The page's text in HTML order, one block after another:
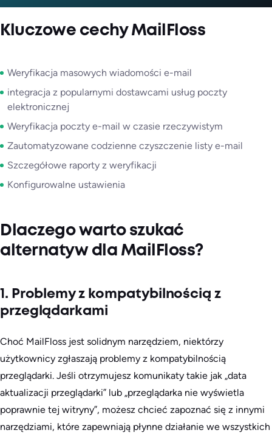
Kluczowe cechy MailFloss
Weryfikacja masowych wiadomości e-mail
integracja z popularnymi dostawcami usług poczty
elektronicznej
Weryfikacja poczty e-mail w czasie rzeczywistym
Zautomatyzowane codzienne czyszczenie listy e-mail
Szczegółowe raporty z weryfikacji
Konfigurowalne ustawienia
Dlaczego warto szukać
alternatyw dla MailFloss?
1. Problemy z kompatybilnością z
przeglądarkami
Choć MailFloss jest solidnym narzędziem, niektórzy
użytkownicy zgłaszają problemy z kompatybilnością
przeglądarki. Jeśli otrzymujesz komunikaty takie jak „data
aktualizacji przeglądarki” lub „przeglądarka nie wyświetla
poprawnie tej witryny”, możesz chcieć zapoznać się z innymi
narzędziami, które zapewniają płynne działanie we wszystkich